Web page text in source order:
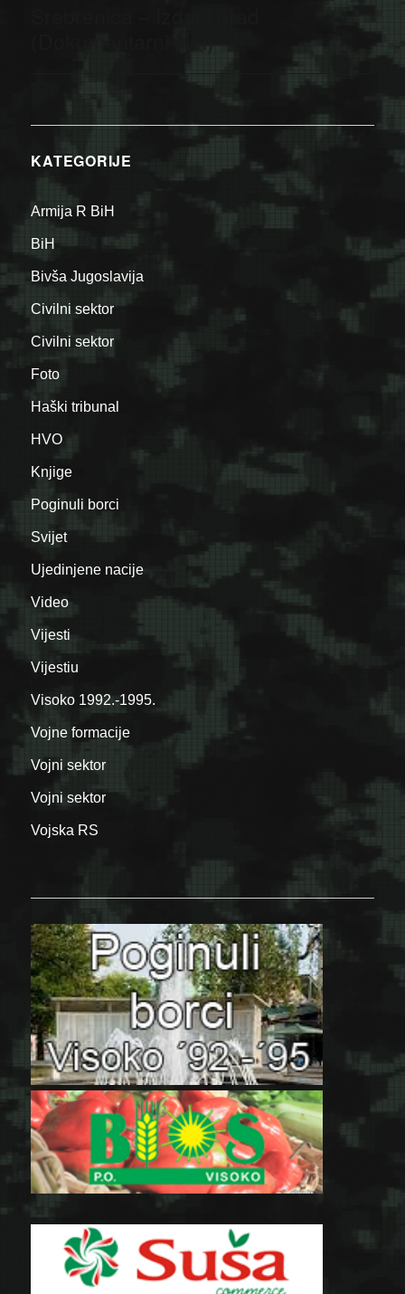
(Dokumentarni film)
KATEGORIJE
Armija R BiH
BiH
Bivša Jugoslavija
Civilni sektor
Civilni sektor
Foto
Haški tribunal
HVO
Knjige
Poginuli borci
Svijet
Ujedinjene nacije
Video
Vijesti
Vijestiu
Visoko 1992.-1995.
Vojne formacije
Vojni sektor
Vojni sektor
Vojska RS